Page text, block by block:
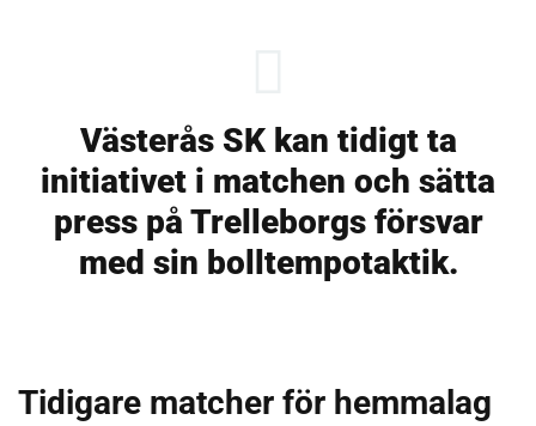
Västerås SK kan tidigt ta
initiativet i matchen och sätta
press på Trelleborgs försvar
med sin bolltempotaktik.
Tidigare matcher för hemmalag